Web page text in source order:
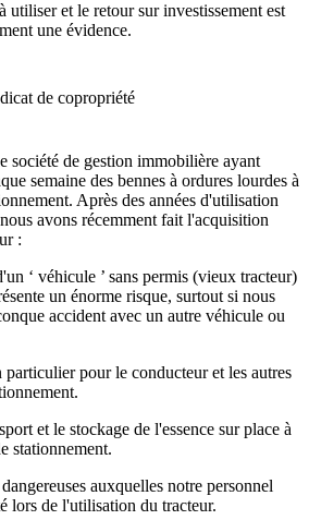
utiliser et le retour sur investissement est
une évidence.
de copropriété
société de gestion immobilière ayant
semaine des bennes à ordures lourdes à
Après des années d'utilisation
avons récemment fait l'acquisition
:
‘ véhicule ’ sans permis (vieux tracteur)
un énorme risque, surtout si nous
accident avec un autre véhicule ou
pour le conducteur et les autres
et le stockage de l'essence sur place à
stationnement.
auxquelles notre personnel
lors de l'utilisation du tracteur.